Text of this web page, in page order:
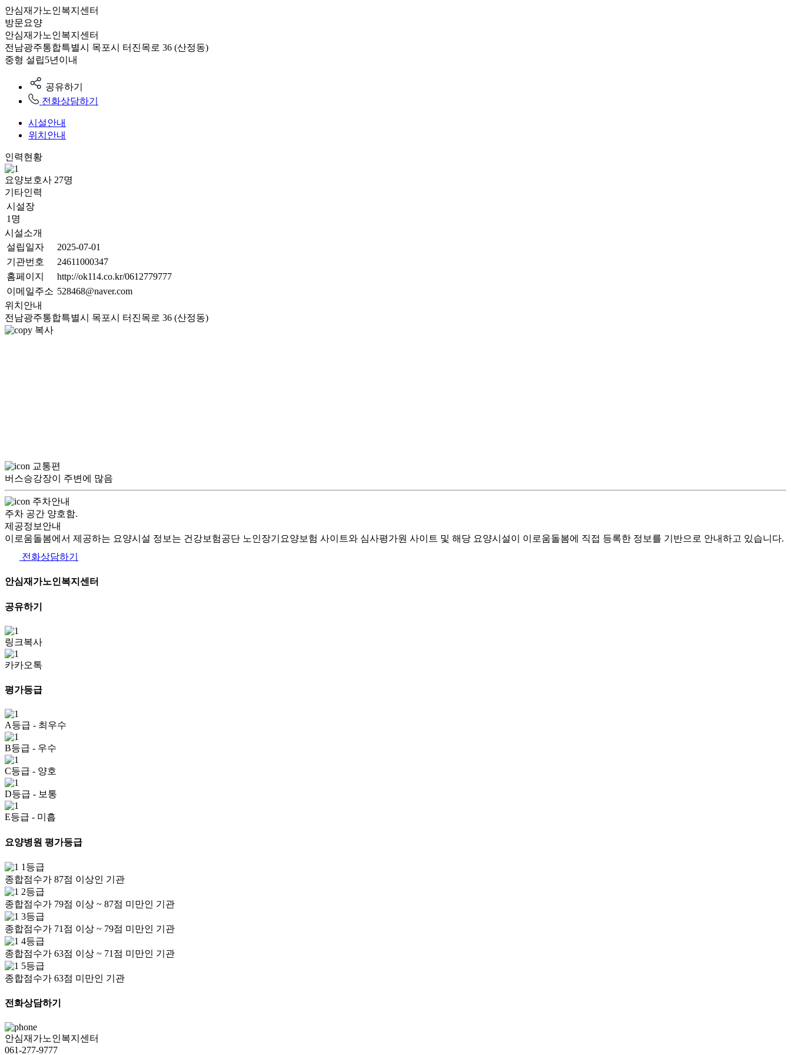
안심재가노인복지센터
방문요양
안심재가노인복지센터
전남광주통합특별시 목포시 터진목로 36 (산정동)
중형 설립5년이내
공유하기
전화상담하기
시설안내
위치안내
인력현황
요양보호사 27명
기타인력
시설장
1명
시설소개
설립일자
2025-07-01
기관번호
24611000347
홈페이지
http://ok114.co.kr/0612779777
이메일주소 528468@naver.com
위치안내
전남광주통합특별시 목포시 터진목로 36 (산정동)
복사
교통편
버스승강장이 주변에 많음
주차안내
주차 공간 양호함.
제공정보안내
이로움돌봄에서 제공하는 요양시설 정보는 건강보험공단 노인장기요양보험 사이트와 심사평가원 사이트 및 해당 요양시설이 이로움돌봄에 직접 등록한 정보를 기반으로 안내하고 있습니다.
전화상담하기
안심재가노인복지센터
공유하기
링크복사
카카오톡
평가등급
A등급 - 최우수
B등급 - 우수
C등급 - 양호
D등급 - 보통
E등급 - 미흡
요양병원 평가등급
1등급
종합점수가 87점 이상인 기관
2등급
종합점수가 79점 이상 ~ 87점 미만인 기관
3등급
종합점수가 71점 이상 ~ 79점 미만인 기관
4등급
종합점수가 63점 이상 ~ 71점 미만인 기관
5등급
종합점수가 63점 미만인 기관
전화상담하기
안심재가노인복지센터
061-277-9777